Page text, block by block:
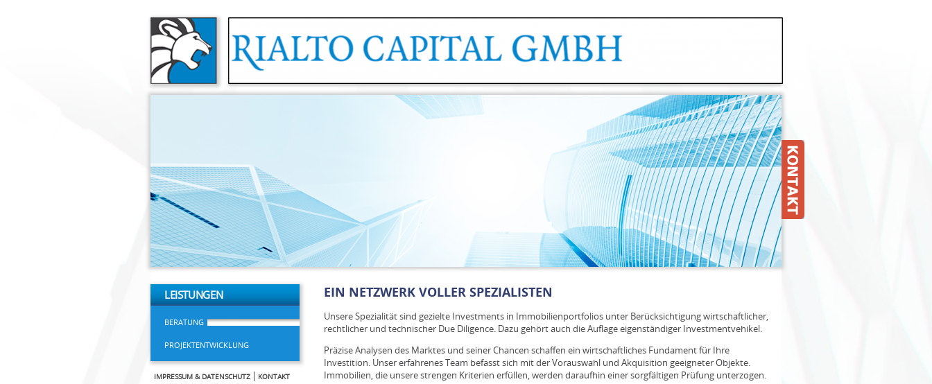
EIN NETZWERK VOLLER SPEZIALISTEN
Unsere Spezialität sind gezielte Investments in Immobilienportfolios unter Berücksichtigung wirtschaftlicher,
rechtlicher und technischer Due Diligence. Dazu gehört auch die Auflage eigenständiger Investmentvehikel.
Präzise Analysen des Marktes und seiner Chancen schaffen ein wirtschaftliches Fundament für Ihre
Investition. Unser erfahrenes Team befasst sich mit der Vorauswahl und Akquisition geeigneter Objekte.
Immobilien, die unsere strengen Kriterien erfüllen, werden daraufhin einer sorgfältigen Prüfung unterzogen.
LEISTUNGEN
BERATUNG
PROJEKTENTWICKLUNG
IMPRESSUM & DATENSCHUTZ
KONTAKT